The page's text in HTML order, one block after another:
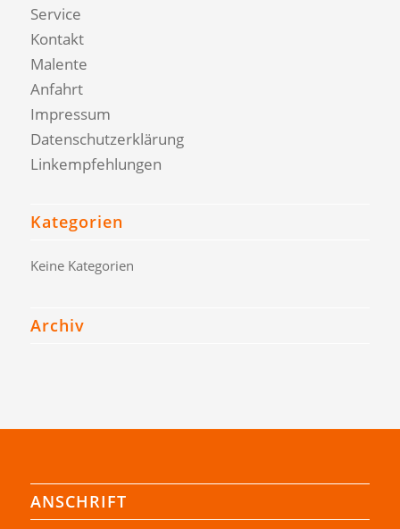
Service
Kontakt
Malente
Anfahrt
Impressum
Datenschutzerklärung
Linkempfehlungen
Kategorien
Keine Kategorien
Archiv
ANSCHRIFT